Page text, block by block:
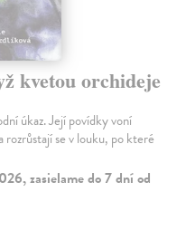
kvetou orchideje
úkaz. Její povídky voní
se v louku, po které
zasielame do 7 dní od